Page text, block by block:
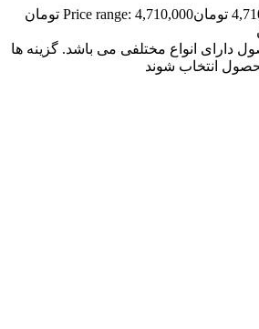
تومان
Price range: 4,710,000 تومان
دارای انواع مختلفی می باشد. گزینه ها
انتخاب شوند